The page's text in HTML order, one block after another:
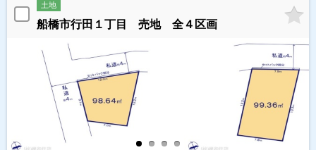
土地
船橋市行田１丁目 売地 全４区画